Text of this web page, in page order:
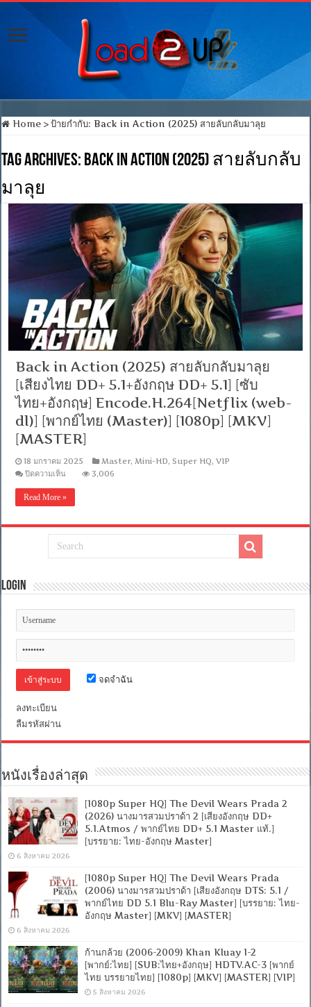
Home > ป้ายกำกับ:Back in Action (2025) สายลับกลับมาลุย
Tag Archives: Back in Action (2025) สายลับกลับ
มาลุย
Back in Action (2025) สายลับกลับมาลุย
[เสียงไทย DD+ 5.1+อังกฤษ DD+ 5.1] [ซับ
ไทย+อังกฤษ] Encode.H.264[Netflix (web-
dl)] [พากย์ไทย (Master)] [1080p] [MKV]
[MASTER]
18 มกราคม 2025 Master, Mini-HD,Super HQ,VIP
ปิดความเห็น
Action
สายลับ
มา
ไทย
5.1+อังกฤษ
[ซับ
(web-
3,006
Read More »
Login
จดจำฉัน
ลงทะเบียน
ลืมรหัสผ่าน
หนังเรื่องล่าสุด
[1080p Super HQ] The Devil Wears Prada 2
(2026) นางมารสวมปราด้า 2 [เสียงอังกฤษ DD+
5.1.Atmos / พากย์ไทย DD+ 5.1 Master แท้.]
[บรรยาย: ไทย-อังกฤษ Master]
6 สิงหาคม 2026
[1080p Super HQ] The Devil Wears Prada
(2006) นางมารสวมปราด้า [เสียงอังกฤษ DTS: 5.1 /
พากย์ไทย DD 5.1 Blu-Ray Master] [บรรยาย: ไทย-
อังกฤษ Master] [MKV] [MASTER]
6 สิงหาคม 2026
ก้านกล้วย (2006-2009) Khan Kluay 1-2
[พากย์:ไทย] [SUB:ไทย+อังกฤษ] HDTV.AC-3 [พากย์
ไทย บรรยายไทย] [1080p] [MKV] [MASTER] [VIP]
5 สิงหาคม 2026